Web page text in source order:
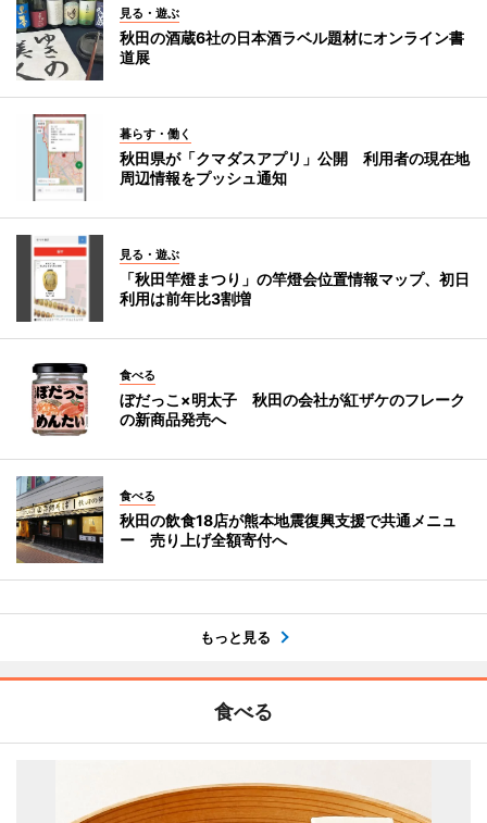
見る・遊ぶ
秋田の酒蔵6社の日本酒ラベル題材にオンライン書
道展
暮らす・働く
秋田県が「クマダスアプリ」公開 利用者の現在地
周辺情報をプッシュ通知
見る・遊ぶ
「秋田竿燈まつり」の竿燈会位置情報マップ、初日
利用は前年比3割増
食べる
ぼだっこ×明太子 秋田の会社が紅ザケのフレーク
の新商品発売へ
食べる
秋田の飲食18店が熊本地震復興支援で共通メニュ
ー 売り上げ全額寄付へ
もっと見る
食べる